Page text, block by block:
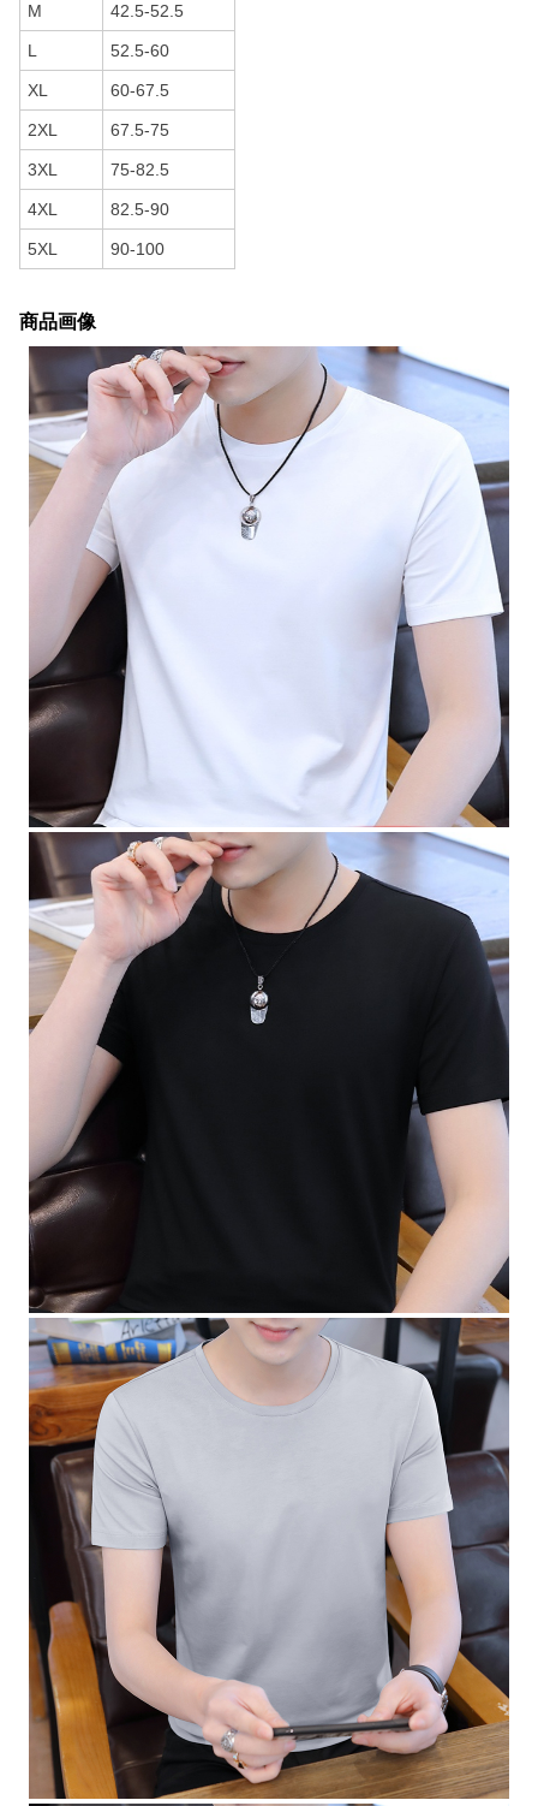
M 42.5-52.5
L 52.5-60
XL 60-67.5
2XL 67.5-75
3XL 75-82.5
4XL 82.5-90
5XL 90-100
商品画像